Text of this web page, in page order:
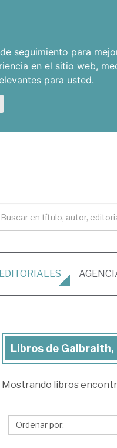
seguimiento para
en el sitio web,
para usted.
EDITORIALES
Libros
Galbraith,
Kenneth
Libros de Galbraith,
Mostrando libros